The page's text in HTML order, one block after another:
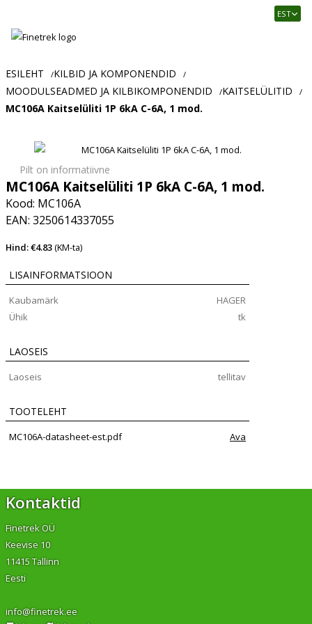
Usaldusväärne
ja
tööstusautomaatika
pood
EST
ESILEHT /KILBID JA KOMPONENDID /
MOODULSEADMED JA KILBIKOMPONENDID /KAITSELÜLITID /
MC106A Kaitselüliti 1P 6kA C-6A, 1 mod.
Pilt on informatiivne
MC106A Kaitselüliti 1P 6kA C-6A, 1 mod.
Kood: MC106A
EAN: 3250614337055
Hind: €4.83(KM-ta)
LISAINFORMATSIOON
Kaubamärk
HAGER
Ühik
tk
LAOSEIS
Laoseis tellitav
TOOTELEHT
MC106A-datasheet-est.pdf Ava
Kontaktid
Finetrek OÜ
Keevise 10
11415 Tallinn
Eesti
info@finetrek.ee